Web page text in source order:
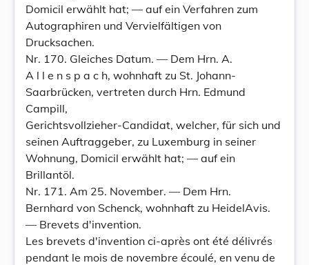
Domicil erwählt hat; — auf ein Verfahren zum
Autographiren und Vervielfältigen von
Drucksachen.
Nr. 170. Gleiches Datum. — Dem Hrn. A.
A l l e n s p a c h, wohnhaft zu St. Johann-
Saarbrücken, vertreten durch Hrn. Edmund
Campill,
Gerichtsvollzieher-Candidat, welcher, für sich und
seinen Auftraggeber, zu Luxemburg in seiner
Wohnung, Domicil erwählt hat; — auf ein
Brillantöl.
Nr. 171. Am 25. November. — Dem Hrn.
Bernhard von Schenck, wohnhaft zu HeidelAvis.
— Brevets d'invention.
Les brevets d'invention ci-après ont été délivrés
pendant le mois de novembre écoulé, en venu de